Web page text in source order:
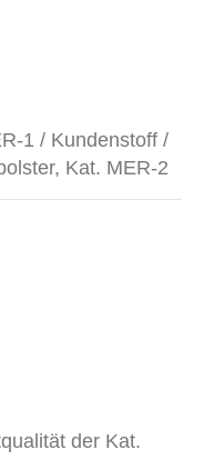
1 / Kundenstoff /
, Kat. MER-2
der Kat.